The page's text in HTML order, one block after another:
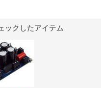
ックしたアイテム